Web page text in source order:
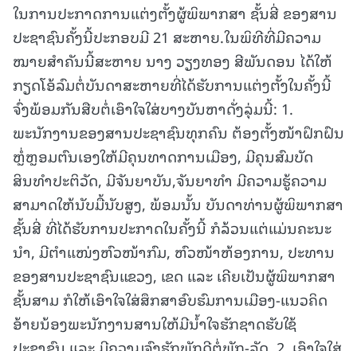
ໃນການປະກາດການແຕ່ງຕັ້ງຜູ້ພິພາກສາ ຊັ້ນສີ່ ຂອງສານ
ປະຊາຊົນຄັ້ງນີ້ປະກອບມີ 21 ສະຫາຍ.ໃນພິທີທີ່ມີຄວາມ
ໝາຍສຳຄັນນີ້ສະຫາຍ ນາງ ວຽງທອງ ສີພັນດອນ ໄດ້ໃຫ້
ກຽດໂອ້ລົມຕໍ່ບັນດາສະຫາຍທີ່ໄດ້ຮັບການແຕ່ງຕັ້ງໃນຄັ້ງນີ້
ຈົ່ງພ້ອມກັນສືບຕໍ່ເອົາໃຈໃສ່ບາງບັນຫາດັ່ງລຸ່ມນີ້: 1.
ພະນັກງານຂອງສານປະຊາຊົນທຸກຄົນ ຕ້ອງຕັ້ງໜ້າຝຶກຝົນ
ຫຼໍ່ຫຼອມຕົນເອງໃຫ້ມີຄຸນທາດການເມືອງ, ມີຄຸນສົມບັດ
ສິນທຳປະຕິວັດ, ມີຈັນຍາບັນ,ຈັນຍາທຳ ມີຄວາມຮູ້ຄວາມ
ສາມາດໃຫ້ນັບມື້ນັບສູງ, ພ້ອມນັ້ນ ບັນດາທ່ານຜູ້ພິພາກສາ
ຊັ້ນສີ່ ທີ່ໄດ້ຮັບການປະກາດໃນຄັ້ງນີ້ ກໍລ້ວນແຕ່ແມ່ນຄະນະ
ນໍາ, ມີຕໍາແໜ່ງຫົວໜ້າກົມ, ຫົວໜ້າຫ້ອງການ, ປະທານ
ຂອງສານປະຊາຊົນແຂວງ, ເຂດ ແລະ ເຄີຍເປັນຜູ້ພິພາກສາ
ຊັ້ນສາມ ກໍໃຫ້ເອົາໃຈໃສ່ສຶກສາອົບຮົມການເມືອງ-ແນວຄິດ
ອ້າຍນ້ອງພະນັກງານສານໃຫ້ມີນໍ້າໃຈຮັກຊາດຮັບໃຊ້